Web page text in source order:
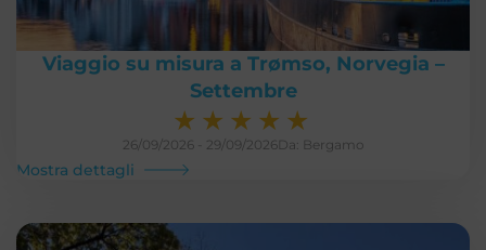
Viaggio su misura a Trømso, Norvegia –
Settembre
★ ★ ★ ★ ★
26/09/2026 - 29/09/2026Da: Bergamo
Mostra dettagli